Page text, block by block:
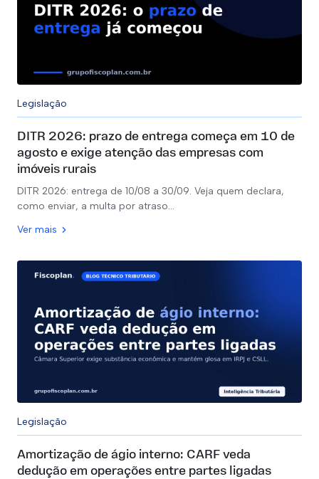
Legislação
DITR 2026: prazo de entrega começa em 10 de
agosto e exige atenção das empresas com
imóveis rurais
DITR 2026: entrega de 10/08 a 30/09. Veja quem declara,
como enviar, a multa por atraso…
Ver mais
Legislação
Amortização de ágio interno: CARF veda
dedução em operações entre partes ligadas